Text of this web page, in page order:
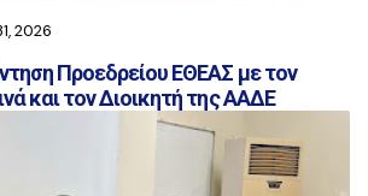
2026
Προεδρείου ΕΘΕΑΣ με τον
και τον Διοικητή της ΑΑΔΕ